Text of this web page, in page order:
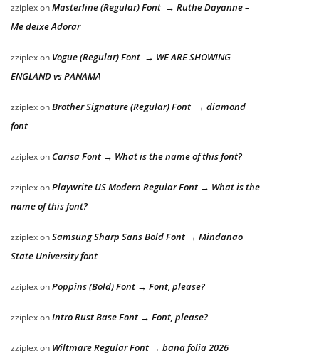
zziplexonMasterline (Regular) Font → Ruthe Dayanne –
Me deixe Adorar
zziplexon Vogue (Regular) Font → WE ARE SHOWING
ENGLAND vs PANAMA
zziplexonBrother Signature (Regular) Font → diamond
font
zziplexon Carisa Font → What is the name of this font?
zziplexonPlaywrite US Modern Regular Font → What is the
name of this font?
zziplexonSamsung Sharp Sans Bold Font → Mindanao
State University font
zziplexonPoppins (Bold) Font → Font, please?
zziplexonIntro Rust Base Font → Font, please?
zziplexon Wiltmare Regular Font → bana folia 2026